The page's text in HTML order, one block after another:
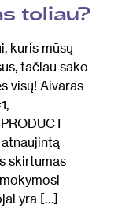
toliau?
kuris mūsų
tačiau sako
visų! Aivaras
atnaujintą
skirtumas
yra […]